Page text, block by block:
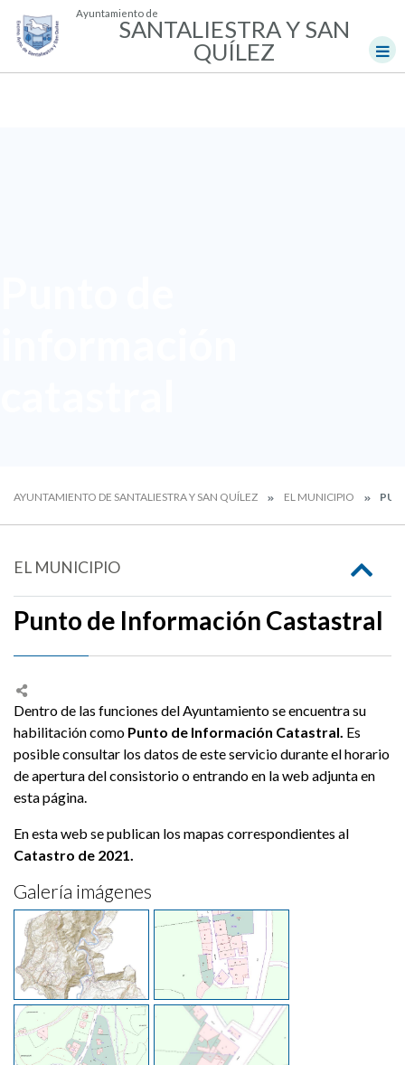
Ayuntamiento de
SANTALIESTRA Y SAN
QUÍLEZ
AYUNTAMIENTO DE SANTALIESTRA Y SAN QUÍLEZ EL MUNICIPIO
EL MUNICIPIO
Punto de Información Castastral
Dentro de las funciones del Ayuntamiento se encuentra su
habilitación como Punto de Información Catastral. Es
posible consultar los datos de este servicio durante el horario
de apertura del consistorio o entrando en la web adjunta en
esta página.
En esta web se publican los mapas correspondientes al
Catastro de 2021.
Galería imágenes